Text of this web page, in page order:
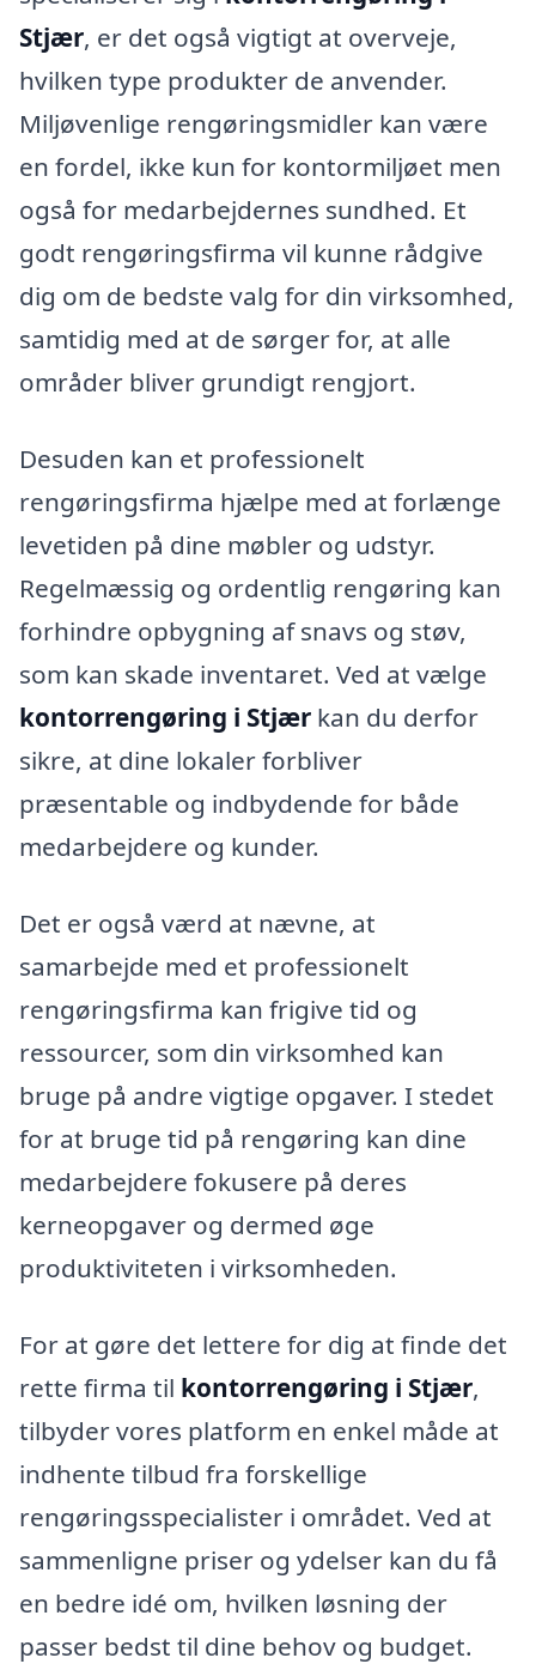
Stjær, er det også vigtigt at overveje,
hvilken type produkter de anvender.
Miljøvenlige rengøringsmidler kan være
en fordel, ikke kun for kontormiljøet men
også for medarbejdernes sundhed. Et
godt rengøringsfirma vil kunne rådgive
dig om de bedste valg for din virksomhed,
samtidig med at de sørger for, at alle
områder bliver grundigt rengjort.
Desuden kan et professionelt
rengøringsfirma hjælpe med at forlænge
levetiden på dine møbler og udstyr.
Regelmæssig og ordentlig rengøring kan
forhindre opbygning af snavs og støv,
som kan skade inventaret. Ved at vælge
kontorrengøring i Stjær kan du derfor
sikre, at dine lokaler forbliver
præsentable og indbydende for både
medarbejdere og kunder.
Det er også værd at nævne, at
samarbejde med et professionelt
rengøringsfirma kan frigive tid og
ressourcer, som din virksomhed kan
bruge på andre vigtige opgaver. I stedet
for at bruge tid på rengøring kan dine
medarbejdere fokusere på deres
kerneopgaver og dermed øge
produktiviteten i virksomheden.
For at gøre det lettere for dig at finde det
rette firma til kontorrengøring i Stjær,
tilbyder vores platform en enkel måde at
indhente tilbud fra forskellige
rengøringsspecialister i området. Ved at
sammenligne priser og ydelser kan du få
en bedre idé om, hvilken løsning der
passer bedst til dine behov og budget.